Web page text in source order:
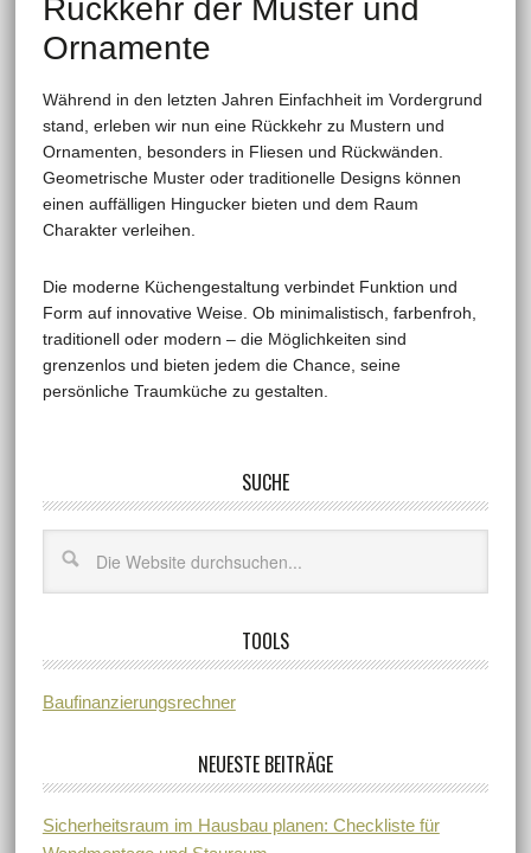
Rückkehr der Muster und
Ornamente
Während in den letzten Jahren Einfachheit im Vordergrund
stand, erleben wir nun eine Rückkehr zu Mustern und
Ornamenten, besonders in Fliesen und Rückwänden.
Geometrische Muster oder traditionelle Designs können
einen auffälligen Hingucker bieten und dem Raum
Charakter verleihen.
Die moderne Küchengestaltung verbindet Funktion und
Form auf innovative Weise. Ob minimalistisch, farbenfroh,
traditionell oder modern – die Möglichkeiten sind
grenzenlos und bieten jedem die Chance, seine
persönliche Traumküche zu gestalten.
SUCHE
TOOLS
Baufinanzierungsrechner
NEUESTE BEITRÄGE
Sicherheitsraum im Hausbau planen: Checkliste für